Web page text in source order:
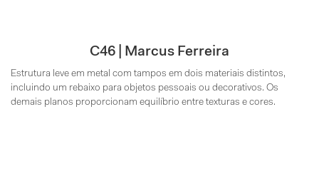
C46 | Marcus Ferreira
Estrutura leve em metal com tampos em dois materiais distintos,
incluindo um rebaixo para objetos pessoais ou decorativos. Os
demais planos proporcionam equilíbrio entre texturas e cores.